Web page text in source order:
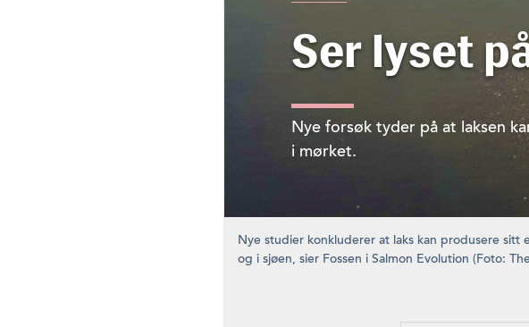
Ser lyset
Nye forsøk tyder på at laksen
i mørket.
Nye studier konkluderer at laks kan produsere
og i sjøen, sier Fossen i Salmon Evolution (Foto: